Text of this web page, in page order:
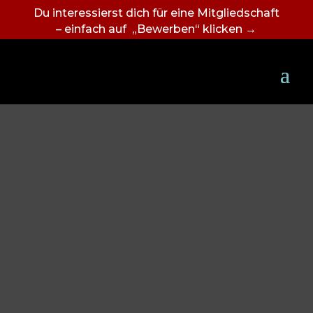
Du interessierst dich für eine Mitgliedschaft
– einfach auf „Bewerben“ klicken →